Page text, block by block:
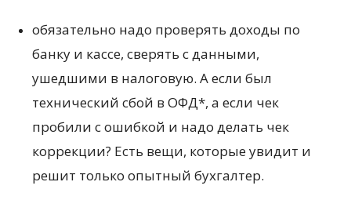
обязательно надо проверять доходы по
банку и кассе, сверять с данными,
ушедшими в налоговую. А если был
технический сбой в ОФД*, а если чек
пробили с ошибкой и надо делать чек
коррекции? Есть вещи, которые увидит и
решит только опытный бухгалтер.